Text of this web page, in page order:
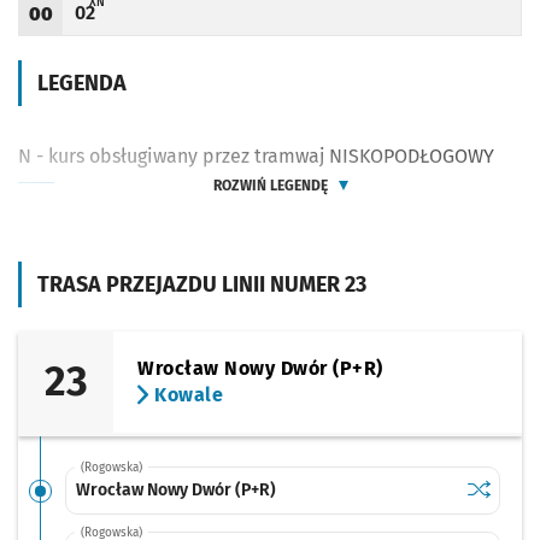
TRASA PRZEJAZDU LINII NUMER 23
23
Wrocław Nowy Dwór (P+R)
Kowale
(Rogowska)
Wrocław Nowy Dwór (P+R) Sprawdź
Wrocław
(Rogowska)
Godzina odjazdu
00
Odjazd
02
minut po godzinie 00
LEGENDA
N - kurs obsługiwany przez tramwaj NISKOPODŁOGOWY
ROZWIŃ LEGENDĘ